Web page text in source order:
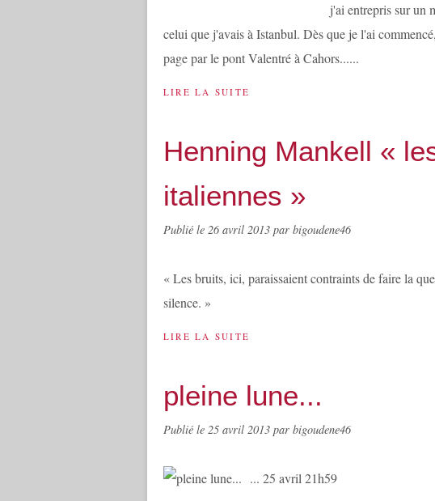
j'ai entrepris sur un
celui que j'avais à Istanbul. Dès que je l'ai
page par le pont Valentré à Cahors......
LIRE LA SUITE
Henning Mankell «
italiennes »
Publié le 26 avril 2013 par bigoudene46
« Les bruits, ici, paraissaient contraints de faire la
silence. »
LIRE LA SUITE
pleine lune...
Publié le 25 avril 2013 par bigoudene46
... 25 avril 21h59